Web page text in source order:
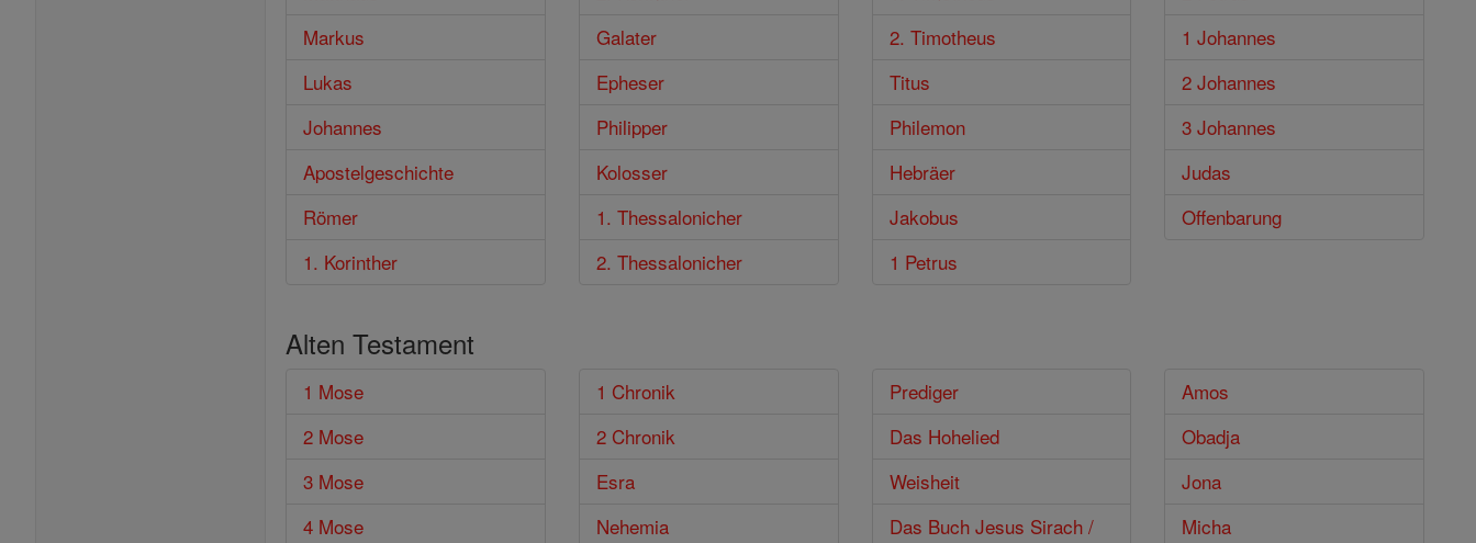
Markus
Lukas
Johannes
Apostelgeschichte
Römer
1. Korinther
Galater
Epheser
Philipper
Kolosser
1. Thessalonicher
2. Thessalonicher
2. Timotheus
Titus
Philemon
Hebräer
Jakobus
1 Petrus
1 Johannes
2 Johannes
3 Johannes
Judas
Offenbarung
Alten Testament
1 Mose
2 Mose
3 Mose
4 Mose
1 Chronik
2 Chronik
Esra
Nehemia
Prediger
Das Hohelied
Weisheit
Das Buch Jesus Sirach /
Amos
Obadja
Jona
Micha